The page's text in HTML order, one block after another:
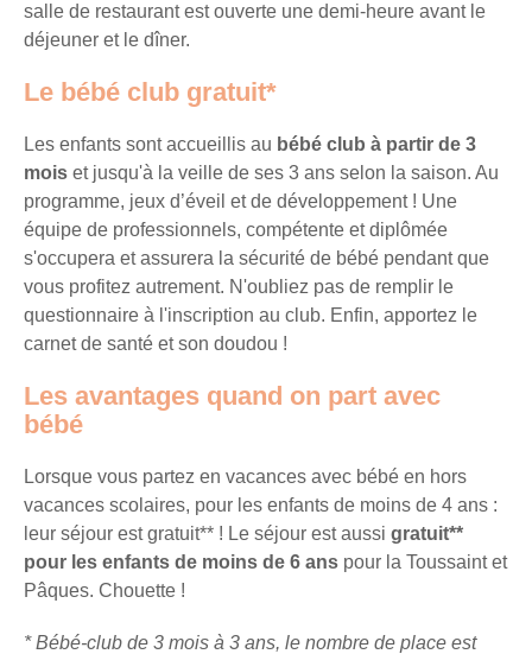
salle de restaurant est ouverte une demi-heure avant le
déjeuner et le dîner.
Le bébé club gratuit*
Les enfants sont accueillis au bébé club à partir de 3
mois et jusqu'à la veille de ses 3 ans selon la saison. Au
programme, jeux d’éveil et de développement ! Une
équipe de professionnels, compétente et diplômée
s'occupera et assurera la sécurité de bébé pendant que
vous profitez autrement. N'oubliez pas de remplir le
questionnaire à l'inscription au club. Enfin, apportez le
carnet de santé et son doudou !
Les avantages quand on part avec
bébé
Lorsque vous partez en vacances avec bébé en hors
vacances scolaires, pour les enfants de moins de 4 ans :
leur séjour est gratuit** ! Le séjour est aussi gratuit**
pour les enfants de moins de 6 ans pour la Toussaint et
Pâques. Chouette !
*Bébé-club de 3 mois à 3 ans, le nombre de place est
nouveautés,
bons
promos,
de
séjours
ou
conseils
pratiques
pour
bien
préparer
vos
prochaines
Votre
adresse
mail